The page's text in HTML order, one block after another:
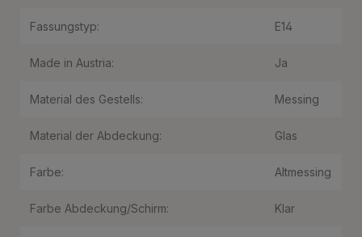
Fassungstyp: E14
Made in Austria: Ja
Material des Gestells: Messing
Material der Abdeckung: Glas
Farbe: Altmessing
Farbe Abdeckung/Schirm: Klar